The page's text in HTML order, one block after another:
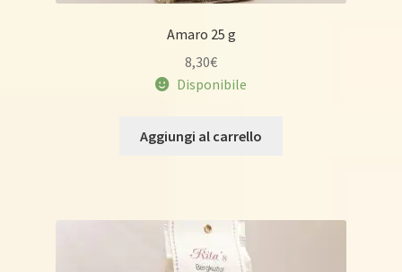
Amaro 25 g
8,30€
Disponibile
Aggiungi al carrello